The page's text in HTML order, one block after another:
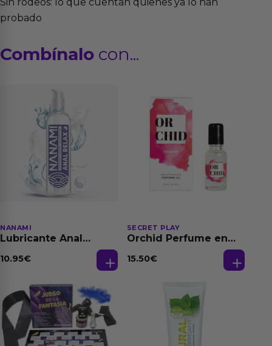
probado
Combínalo con...
NANAMI
Lubricante Anal
Dilatación Base Agua
10.95€
SECRET PLAY
Orchid Perfume en
Feromonas 20 ml
15.50€